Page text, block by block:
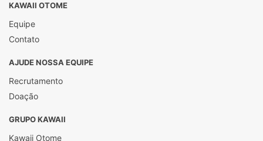
KAWAII OTOME
Equipe
Contato
AJUDE NOSSA EQUIPE
Recrutamento
Doação
GRUPO KAWAII
Kawaii Otome